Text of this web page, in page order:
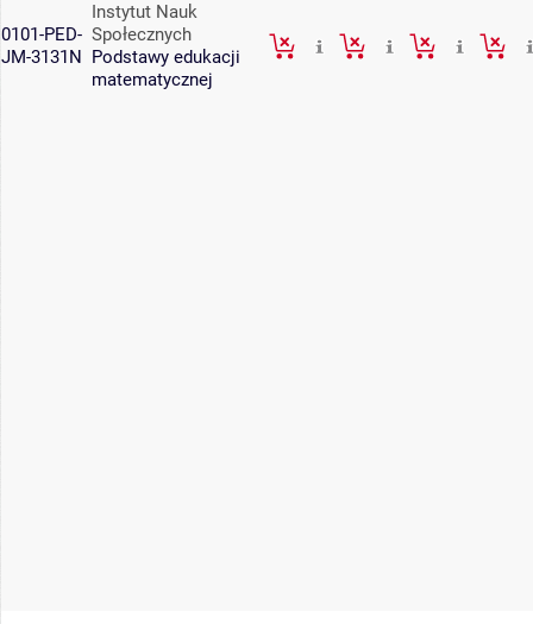
0101-PED-
JM-3131N
Instytut Nauk
Społecznych
Podstawy edukacji
matematycznej